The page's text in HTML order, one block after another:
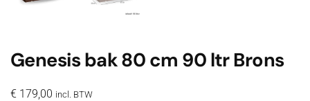
Genesis bak 80 cm 90 ltr Brons
€ 179,00 incl. BTW